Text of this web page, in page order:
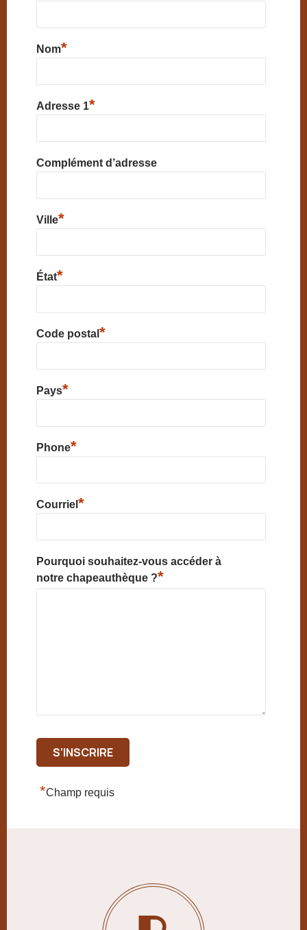
Nom*
Adresse 1*
Complément d’adresse
Ville*
État*
Code postal *
Pays*
Phone*
Courriel *
Pourquoi souhaitez-vous accéder à
notre chapeauthèque ?*
*Champ requis